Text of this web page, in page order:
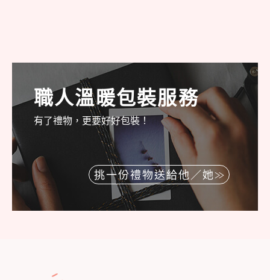
職人溫暖包裝服務
有了禮物，更要好好包裝！
挑一份禮物送給他／她